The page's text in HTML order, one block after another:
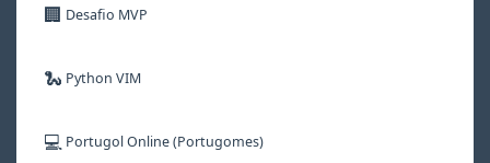
🏢 Desafio MVP
🐍 Python VIM
💻 Portugol Online (Portugomes)